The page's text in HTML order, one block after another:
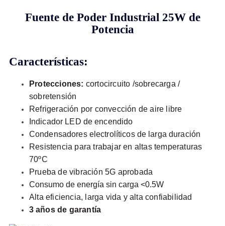
Fuente de Poder Industrial 25W de
Potencia
Características:
Protecciones: cortocircuito /sobrecarga /
sobretensión
Refrigeración por convección de aire libre
Indicador LED de encendido
Condensadores electrolíticos de larga duración
Resistencia para trabajar en altas temperaturas
70ºC
Prueba de vibración 5G aprobada
Consumo de energía sin carga <0.5W
Alta eficiencia, larga vida y alta confiabilidad
3 años de garantía